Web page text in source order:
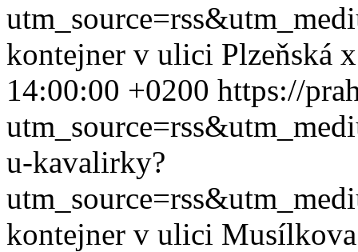
kontejner v ulici Plzeňská
14:00:00 +0200 https://
u-kavalirky?
kontejner v ulici